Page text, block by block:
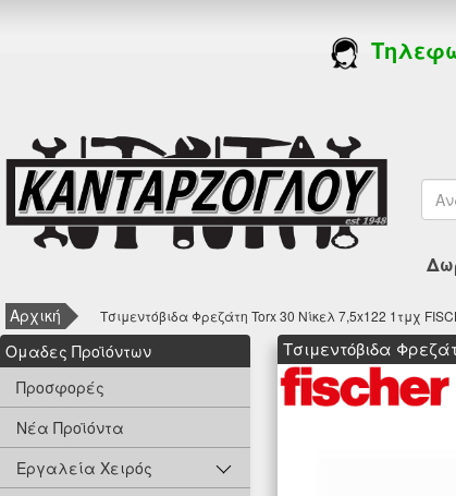
Αρχική Τσιμεντόβιδα Φρεζάτη Torx 30 Νίκελ 7,5x122 1τμχ
Oμαδες Προϊόντων
Προσφορές
Νέα Προϊόντα
Εργαλεία Χειρός
Τσιμεντόβιδα